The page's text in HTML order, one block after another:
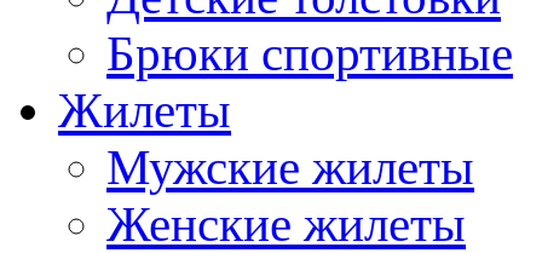
Брюки спортивные
Жилеты
Мужские жилеты
Женские жилеты